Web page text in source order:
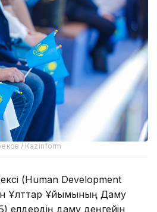
/ Kazinform
(Human Development
Ұлттар Ұйымының Даму
елдердің даму деңгейін